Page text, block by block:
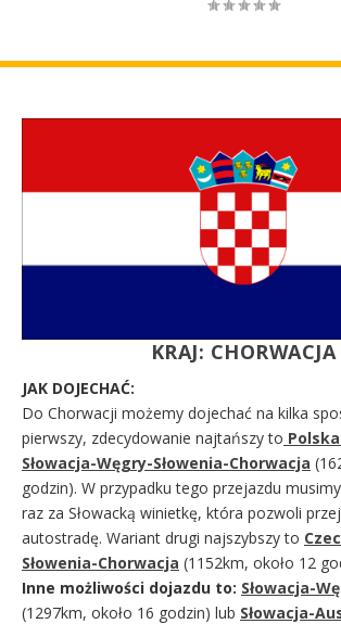
KRAJ: CHORWACJA
JAK DOJECHAĆ:
Do Chorwacji możemy dojechać na kilka
pierwszy, zdecydowanie najtańszy to
Słowacja-Węgry-Słowenia-Chorwacja
godzin). W przypadku tego przejazdu
raz za Słowacką winietkę, która pozwoli
autostradę. Wariant drugi najszybszy to
Słowenia-Chorwacja (1152km, około 12
Inne możliwości dojazdu to: Słowacja-
(1297km, około 16 godzin) lub Słowacja-